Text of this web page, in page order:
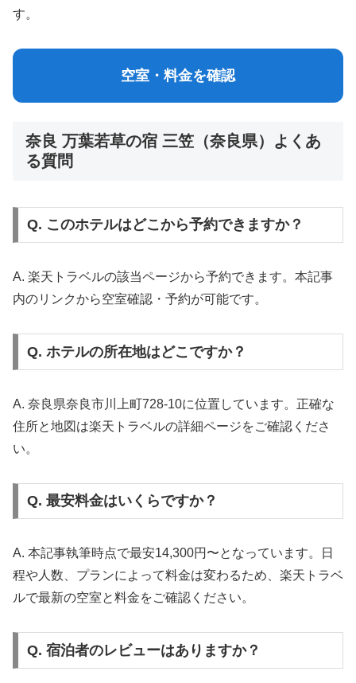
す。
空室・料金を確認
奈良 万葉若草の宿 三笠（奈良県）よくあ
る質問
Q. このホテルはどこから予約できますか？
A. 楽天トラベルの該当ページから予約できます。本記事
内のリンクから空室確認・予約が可能です。
Q. ホテルの所在地はどこですか？
A. 奈良県奈良市川上町728-10に位置しています。正確な
住所と地図は楽天トラベルの詳細ページをご確認くださ
い。
Q. 最安料金はいくらですか？
A. 本記事執筆時点で最安14,300円〜となっています。日
程や人数、プランによって料金は変わるため、楽天トラベ
ルで最新の空室と料金をご確認ください。
Q. 宿泊者のレビューはありますか？